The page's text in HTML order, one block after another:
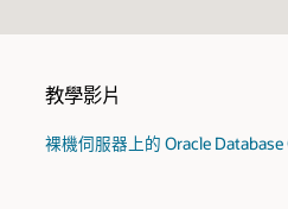
區域可包含多個
支援不斷增加的
教學影片
裸機伺服器上的 Oracle Database